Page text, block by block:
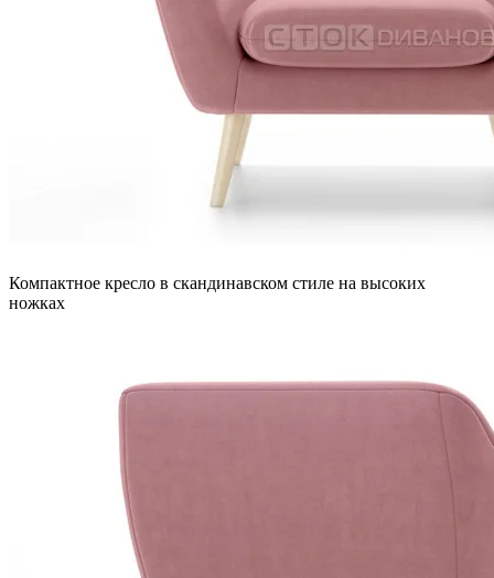
Компактное кресло в скандинавском стиле на высоких
ножках